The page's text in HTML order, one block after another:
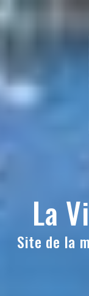
to
La
Site de la